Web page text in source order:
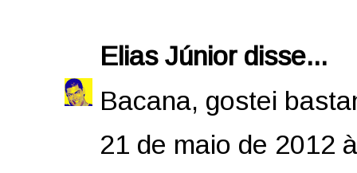
Elias Júniordisse...
Bacana, gostei
21 de maio de 2012